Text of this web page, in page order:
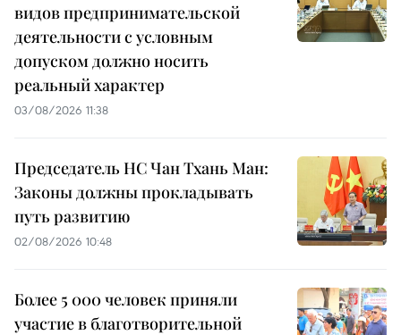
видов предпринимательской
деятельности с условным
допуском должно носить
реальный характер
03/08/2026 11:38
Председатель НС Чан Тхань Ман:
Законы должны прокладывать
путь развитию
02/08/2026 10:48
Более 5 000 человек приняли
участие в благотворительной